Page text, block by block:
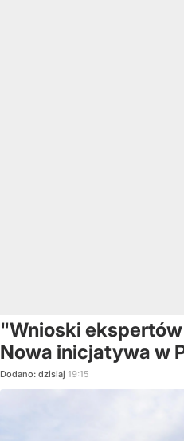
"Wnioski
Nowa inicjatywa w
Dodano: dzisiaj 19:15